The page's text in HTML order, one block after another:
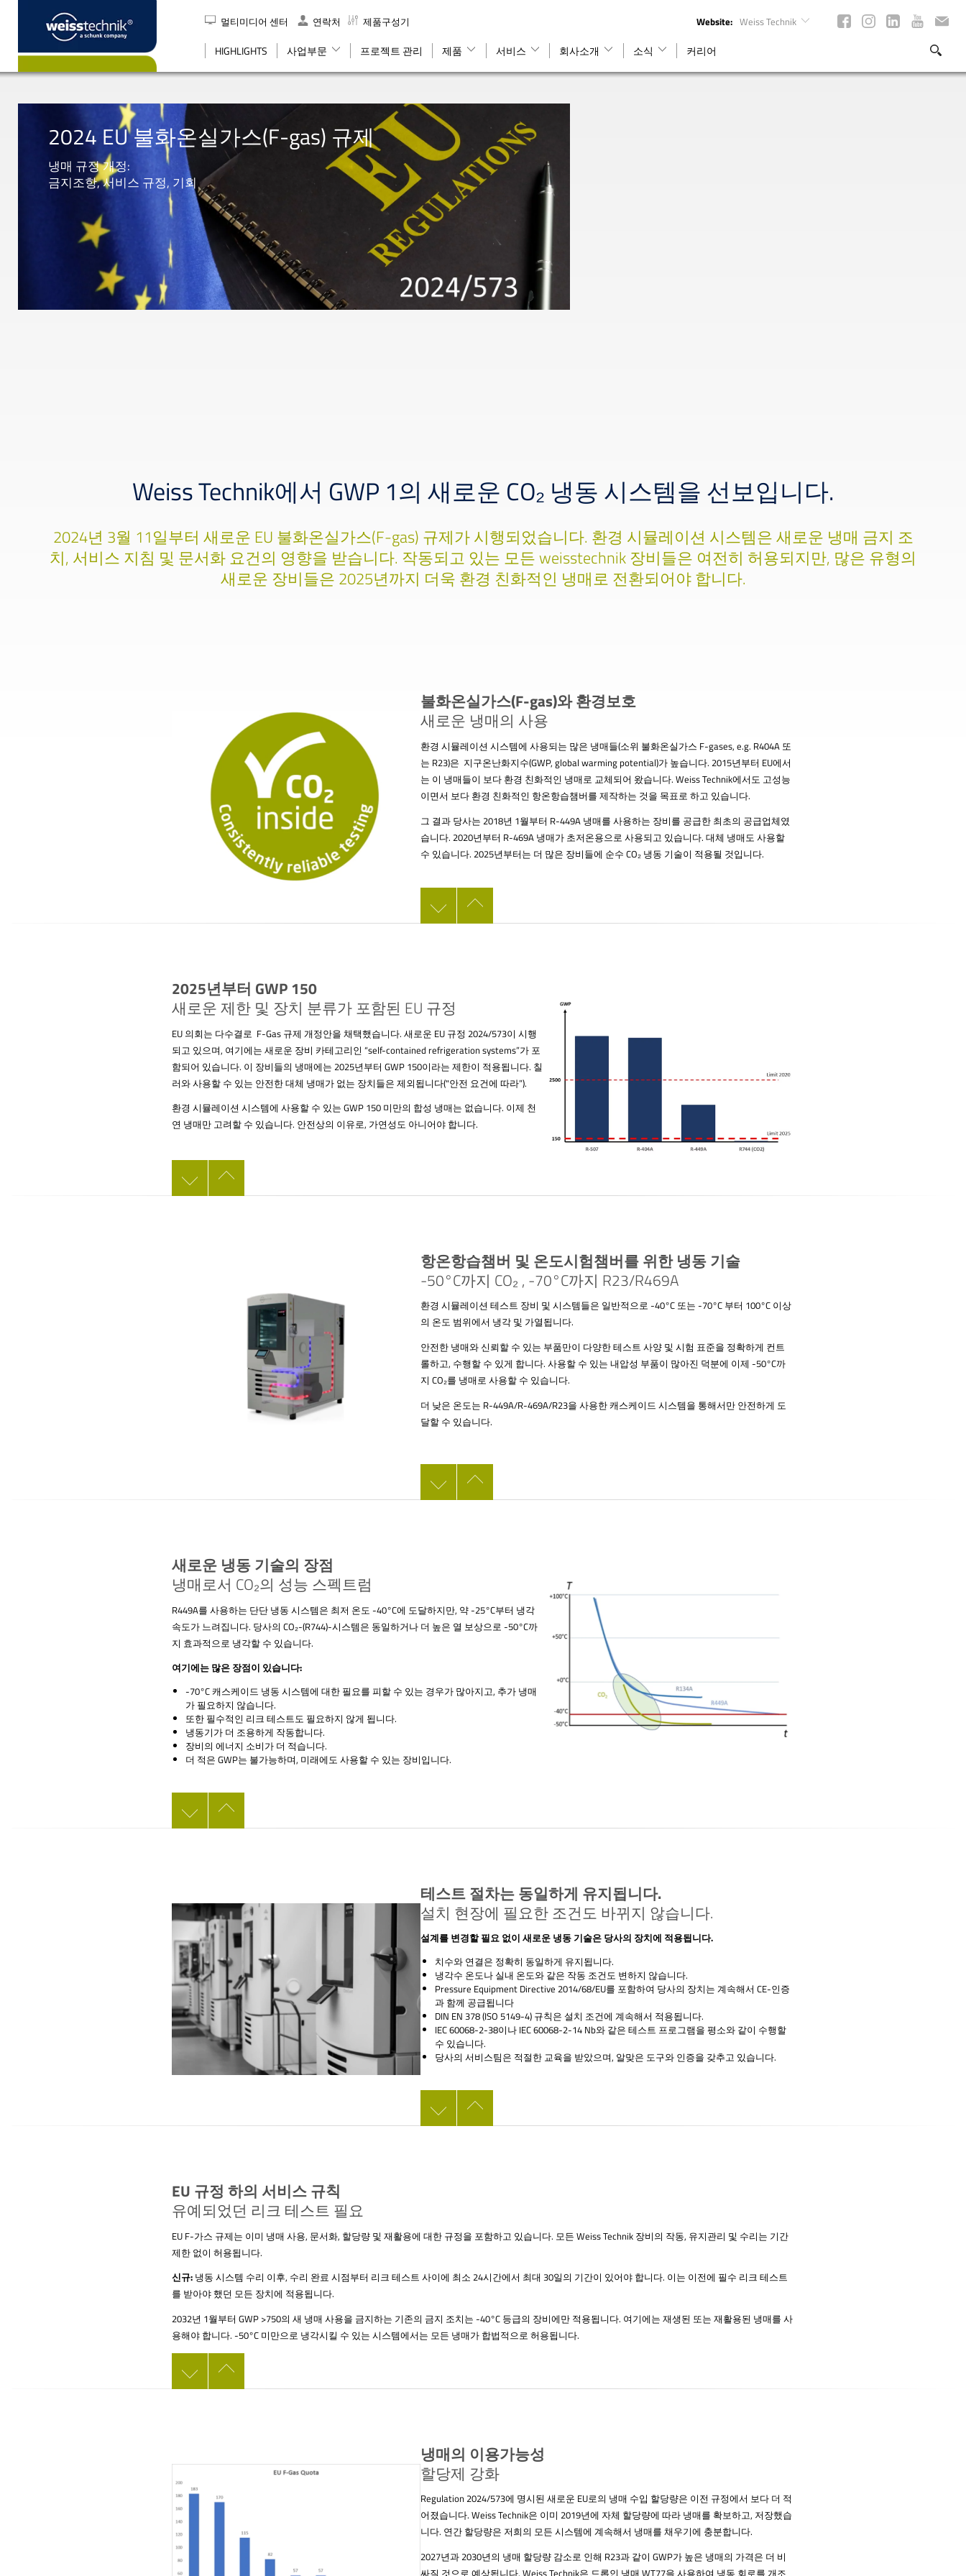
멀티미디어 센터 연락처 제품구성기 Website: Weiss Technik
HIGHLIGHTS 사업부문 프로젝트 관리 제품 서비스 회사소개 소식 커리어
검색
2024 EU 불화온실가스(F-gas) 규제
냉매 규정 개정:
금지조항, 서비스 규정, 기회
Weiss Technik에서 GWP 1의 새로운 CO₂ 냉동 시스템을 선보입니다.
2024년 3월 11일부터 새로운 EU 불화온실가스(F-gas) 규제가 시행되었습니다. 환경 시뮬레이션 시스템은 새로운 냉매 금지 조
치, 서비스 지침 및 문서화 요건의 영향을 받습니다. 작동되고 있는 모든 weisstechnik 장비들은 여전히 허용되지만, 많은 유형의
새로운 장비들은 2025년까지 더욱 환경 친화적인 냉매로 전환되어야 합니다.
불화온실가스(F-gas)와 환경보호
새로운 냉매의 사용
환경 시뮬레이션 시스템에 사용되는 많은 냉매들(소위 불화온실가스 F-gases, e.g. R404A 또
는 R23)은 지구온난화지수(GWP, global warming potential)가 높습니다. 2015년부터 EU에서
는 이 냉매들이 보다 환경 친화적인 냉매로 교체되어 왔습니다. Weiss Technik에서도 고성능
이면서 보다 환경 친화적인 항온항습챔버를 제작하는 것을 목표로 하고 있습니다.
그 결과 당사는 2018년 1월부터 R-449A 냉매를 사용하는 장비를 공급한 최초의 공급업체였
습니다. 2020년부터 R-469A 냉매가 초저온용으로 사용되고 있습니다. 대체 냉매도 사용할
수 있습니다. 2025년부터는 더 많은 장비들에 순수 CO₂ 냉동 기술이 적용될 것입니다.
2025년부터 GWP 150
새로운 제한 및 장치 분류가 포함된 EU 규정
EU 의회는 다수결로 F-Gas 규제 개정안을 채택했습니다. 새로운 EU 규정 2024/573이 시행
되고 있으며, 여기에는 새로운 장비 카테고리인 “self-contained refrigeration systems”가 포
함되어 있습니다. 이 장비들의 냉매에는 2025년부터 GWP 150이라는 제한이 적용됩니다. 칠
러와 사용할 수 있는 안전한 대체 냉매가 없는 장치들은 제외됩니다("안전 요건에 따라”).
환경 시뮬레이션 시스템에 사용할 수 있는 GWP 150 미만의 합성 냉매는 없습니다. 이제 천
연 냉매만 고려할 수 있습니다. 안전상의 이유로, 가연성도 아니어야 합니다.
항온항습챔버 및 온도시험챔버를 위한 냉동 기술
-50°C까지 CO₂ , -70°C까지 R23/R469A
환경 시뮬레이션 테스트 장비 및 시스템들은 일반적으로 -40°C 또는 -70°C 부터 100°C 이상
의 온도 범위에서 냉각 및 가열됩니다.
안전한 냉매와 신뢰할 수 있는 부품만이 다양한 테스트 사양 및 시험 표준을 정확하게 컨트
롤하고, 수행할 수 있게 합니다. 사용할 수 있는 내압성 부품이 많아진 덕분에 이제 -50°C까
지 CO₂를 냉매로 사용할 수 있습니다.
더 낮은 온도는 R-449A/R-469A/R23을 사용한 캐스케이드 시스템을 통해서만 안전하게 도
달할 수 있습니다.
새로운 냉동 기술의 장점
냉매로서 CO₂의 성능 스펙트럼
R449A를 사용하는 단단 냉동 시스템은 최저 온도 -40°C에 도달하지만, 약 -25°C부터 냉각
속도가 느려집니다. 당사의 CO₂-(R744)-시스템은 동일하거나 더 높은 열 보상으로 -50°C까
지 효과적으로 냉각할 수 있습니다.
여기에는 많은 장점이 있습니다:
-70°C 캐스케이드 냉동 시스템에 대한 필요를 피할 수 있는 경우가 많아지고, 추가 냉매
가 필요하지 않습니다.
또한 필수적인 리크 테스트도 필요하지 않게 됩니다.
냉동기가 더 조용하게 작동합니다.
장비의 에너지 소비가 더 적습니다.
더 적은 GWP는 불가능하며, 미래에도 사용할 수 있는 장비입니다.
테스트 절차는 동일하게 유지됩니다.
설치 현장에 필요한 조건도 바뀌지 않습니다.
설계를 변경할 필요 없이 새로운 냉동 기술은 당사의 장치에 적용됩니다.
치수와 연결은 정확히 동일하게 유지됩니다.
냉각수 온도나 실내 온도와 같은 작동 조건도 변하지 않습니다.
Pressure Equipment Directive 2014/68/EU를 포함하여 당사의 장치는 계속해서 CE-인증
과 함께 공급됩니다
DIN EN 378 (ISO 5149-4) 규칙은 설치 조건에 계속해서 적용됩니다.
IEC 60068-2-38이나 IEC 60068-2-14 Nb와 같은 테스트 프로그램을 평소와 같이 수행할
수 있습니다.
당사의 서비스팀은 적절한 교육을 받았으며, 알맞은 도구와 인증을 갖추고 있습니다.
EU 규정 하의 서비스 규칙
유예되었던 리크 테스트 필요
EU F-가스 규제는 이미 냉매 사용, 문서화, 할당량 및 재활용에 대한 규정을 포함하고 있습니다. 모든 Weiss Technik 장비의 작동, 유지관리 및 수리는 기간
제한 없이 허용됩니다.
신규:냉동 시스템 수리 이후, 수리 완료 시점부터 리크 테스트 사이에 최소 24시간에서 최대 30일의 기간이 있어야 합니다. 이는 이전에 필수 리크 테스트
를 받아야 했던 모든 장치에 적용됩니다.
2032년 1월부터 GWP >750의 새 냉매 사용을 금지하는 기존의 금지 조치는 -40°C 등급의 장비에만 적용됩니다. 여기에는 재생된 또는 재활용된 냉매를 사
용해야 합니다. -50°C 미만으로 냉각시킬 수 있는 시스템에서는 모든 냉매가 합법적으로 허용됩니다.
냉매의 이용가능성
할당제 강화
Regulation 2024/573에 명시된 새로운 EU로의 냉매 수입 할당량은 이전 규정에서 보다 더 적
어졌습니다. Weiss Technik은 이미 2019년에 자체 할당량에 따라 냉매를 확보하고, 저장했습
니다. 연간 할당량은 저희의 모든 시스템에 계속해서 냉매를 채우기에 충분합니다.
2027년과 2030년의 냉매 할당량 감소로 인해 R23과 같이 GWP가 높은 냉매의 가격은 더 비
싸질 것으로 예상됩니다. Weiss Technik은 드롭인 냉매 WT77을 사용하여 냉동 회로를 개조